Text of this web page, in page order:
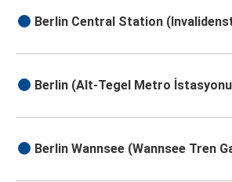
Berlin Central Station
Berlin (Alt-Tegel Metro
Berlin Wannsee (Wannsee Tren